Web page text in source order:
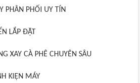
PHÂN PHỐI UY TÍN
LẮP ĐẶT
XAY CÀ PHÊ CHUYÊN SÂU
KIỆN MÁY